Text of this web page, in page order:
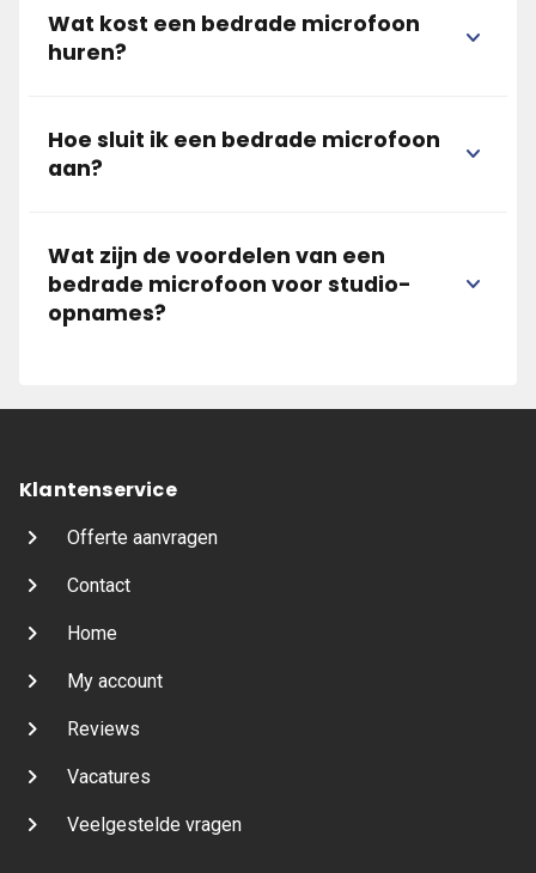
Wat kost een bedrade microfoon
huren?
Hoe sluit ik een bedrade microfoon
aan?
Wat zijn de voordelen van een
bedrade microfoon voor studio-
opnames?
Klantenservice
Offerte aanvragen
Contact
Home
My account
Reviews
Vacatures
Veelgestelde vragen